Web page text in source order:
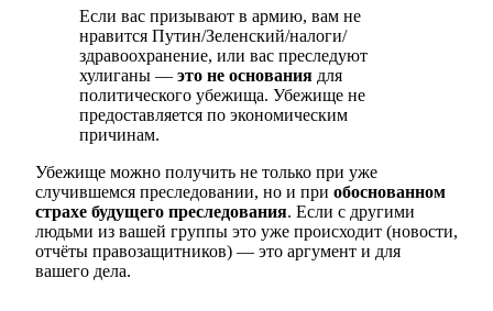
Если вас призывают в армию, вам не
нравится Путин/Зеленский/налоги/
здравоохранение, или вас преследуют
хулиганы — это не основания для
политического убежища. Убежище не
предоставляется по экономическим
причинам.
Убежище можно получить не только при уже
случившемся преследовании, но и при обоснованном
страхе будущего преследования. Если с другими
людьми из вашей группы это уже происходит (новости,
отчёты правозащитников) — это аргумент и для
вашего дела.